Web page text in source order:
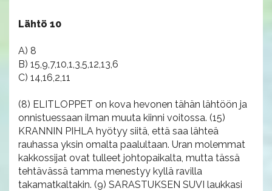
Lähtö 10
A) 8
B) 15,9,7,10,1,3,5,12,13,6
C) 14,16,2,11
(8) ELITLOPPET on kova hevonen tähän lähtöön ja
onnistuessaan ilman muuta kiinni voitossa. (15)
KRANNIN PIHLA hyötyy siitä, että saa lähteä
rauhassa yksin omalta paalultaan. Uran molemmat
kakkossijat ovat tulleet johtopaikalta, mutta tässä
tehtävässä tamma menestyy kyllä ravilla
takamatkaltakin. (9) SARASTUKSEN SUVI laukkasi